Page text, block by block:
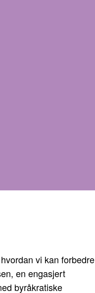
vi kan forbedre
en engasjert
byråkratiske